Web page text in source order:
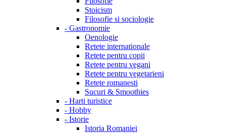
Stoicism
Filosofie si sociologie
- Gastronomie
Oenologie
Retete internationale
Retete pentru copii
Retete pentru vegani
Retete pentru vegetarieni
Retete romanesti
Sucuri & Smoothies
- Harti turistice
- Hobby
- Istorie
Istoria Romaniei